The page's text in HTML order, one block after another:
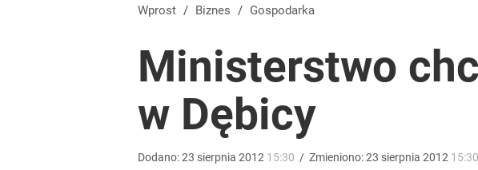
Blisko 200 tys. takich aktów w rok. Polacy masowo przekazują sobie
Wielkie pieniądze w Eurojackpot. Polak zgarnął ponad dwa miliony
Wprost / Biznes / Gospodarka
Ministerstwo
w Dębicy
Dodano:23 sierpnia 2012 15:30 / Zmieniono:23 sierpnia 2012 15:30